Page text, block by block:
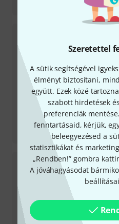
Szeretettel
A sütik segítségével
élményt biztosítani,
együtt. Ezek közé
szabott hirdetések
preferenciák
fenntartásaid, kérjük,
beleegyezésed a
statisztikákat és
„Rendben!” gombra
A jóváhagyásodat
Tesztbeszámoló
SC 420 USB Desktop-Set